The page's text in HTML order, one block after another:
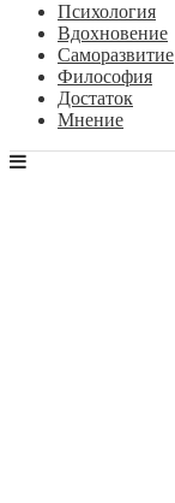
Психология
Вдохновение
Саморазвитие
Философия
Достаток
Мнение